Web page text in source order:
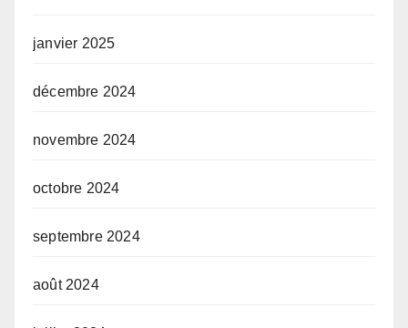
janvier 2025
décembre 2024
novembre 2024
octobre 2024
septembre 2024
août 2024